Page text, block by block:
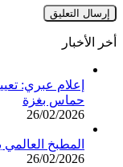
أخر الأخبار
إعلام عبري:
حماس بغزة
26/02/2026
المطبخ
26/02/2026